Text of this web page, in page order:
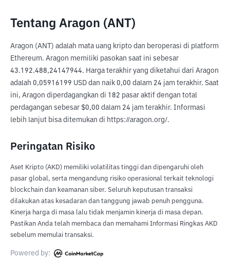
Tentang Aragon (ANT)
Aragon (ANT) adalah mata uang kripto dan beroperasi di platform
Ethereum. Aragon memiliki pasokan saat ini sebesar
43.192.488,24147944. Harga terakhir yang diketahui dari Aragon
adalah 0,05916199 USD dan naik 0,00 dalam 24 jam terakhir. Saat
ini, Aragon diperdagangkan di 182 pasar aktif dengan total
perdagangan sebesar $0,00 dalam 24 jam terakhir. Informasi
lebih lanjut bisa ditemukan di https://aragon.org/.
Peringatan Risiko
Aset Kripto (AKD) memiliki volatilitas tinggi dan dipengaruhi oleh
pasar global, serta mengandung risiko operasional terkait teknologi
blockchain dan keamanan siber. Seluruh keputusan transaksi
dilakukan atas kesadaran dan tanggung jawab penuh pengguna.
Kinerja harga di masa lalu tidak menjamin kinerja di masa depan.
Pastikan Anda telah membaca dan memahami Informasi Ringkas AKD
sebelum memulai transaksi.
Powered by: